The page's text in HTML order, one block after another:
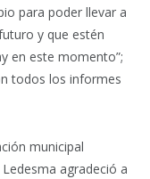
para poder llevar a
y que estén
en este momento”;
todos los informes
municipal
agradeció a